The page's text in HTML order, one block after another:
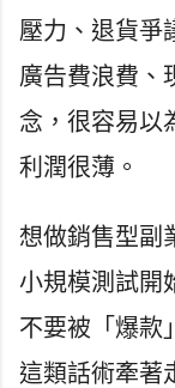
壓力、退貨爭
廣告費浪費、
念，很容易以
利潤很薄。
想做銷售型副
小規模測試開
不要被「爆款
這類話術牽著